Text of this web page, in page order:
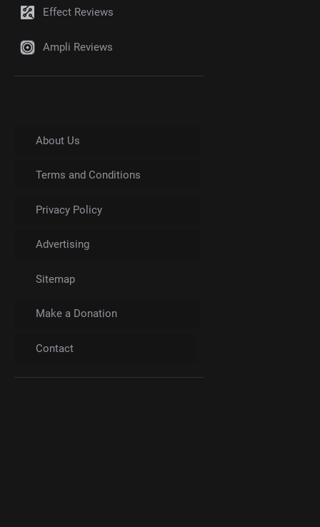
Effect Reviews
Ampli Reviews
About Us
Terms and Conditions
Privacy Policy
Advertising
Sitemap
Make a Donation
Contact